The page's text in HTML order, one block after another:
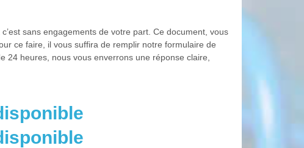
sans engagements de votre part. Ce document, vous
ce faire, il vous suffira de remplir notre formulaire de
heures, nous vous enverrons une réponse claire,